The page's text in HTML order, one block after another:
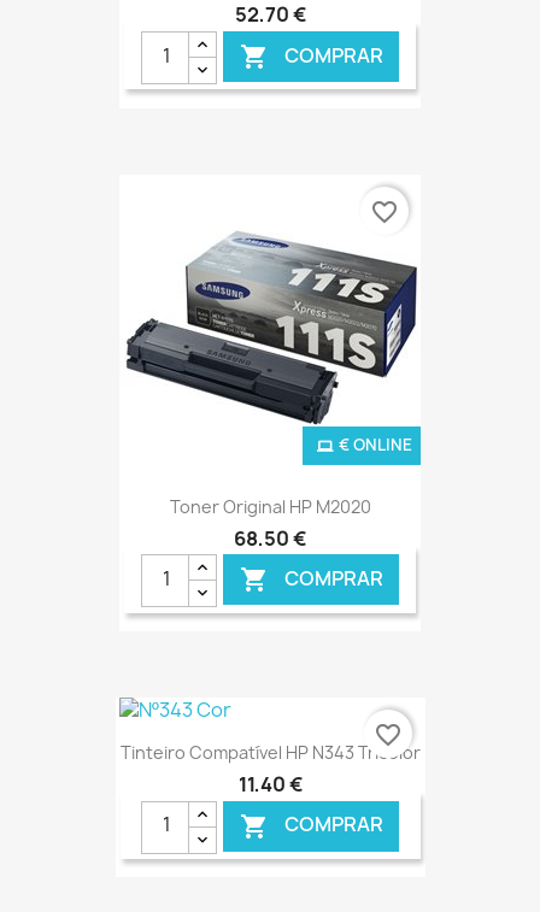
52,70 €
 COMPRAR
€ ONLINE
Toner Original HP M2020
68,50 €
 COMPRAR
€ ONLINE
favorite_border
Tinteiro Compatível HP N343 Tricolor
11,40 €
 COMPRAR
favorite_border